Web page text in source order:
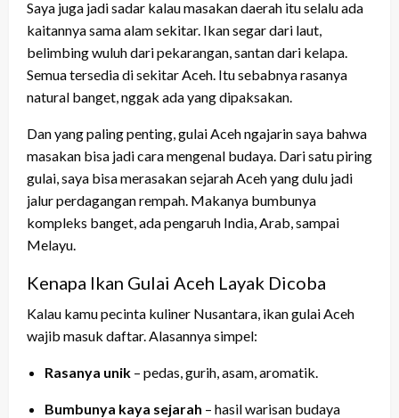
Saya juga jadi sadar kalau masakan daerah itu selalu ada
kaitannya sama alam sekitar. Ikan segar dari laut,
belimbing wuluh dari pekarangan, santan dari kelapa.
Semua tersedia di sekitar Aceh. Itu sebabnya rasanya
natural banget, nggak ada yang dipaksakan.
Dan yang paling penting, gulai Aceh ngajarin saya bahwa
masakan bisa jadi cara mengenal budaya. Dari satu piring
gulai, saya bisa merasakan sejarah Aceh yang dulu jadi
jalur perdagangan rempah. Makanya bumbunya
kompleks banget, ada pengaruh India, Arab, sampai
Melayu.
Kenapa Ikan Gulai Aceh Layak Dicoba
Kalau kamu pecinta kuliner Nusantara, ikan gulai Aceh
wajib masuk daftar. Alasannya simpel:
Rasanya unik – pedas, gurih, asam, aromatik.
Bumbunya kaya sejarah – hasil warisan budaya